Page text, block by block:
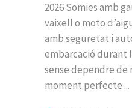
2026 Somies amb
vaixell o moto
amb seguretat i
embarcació durant
sense dependre de
moment perfecte